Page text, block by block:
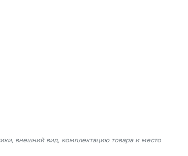
внешний вид, комплектацию товара и место